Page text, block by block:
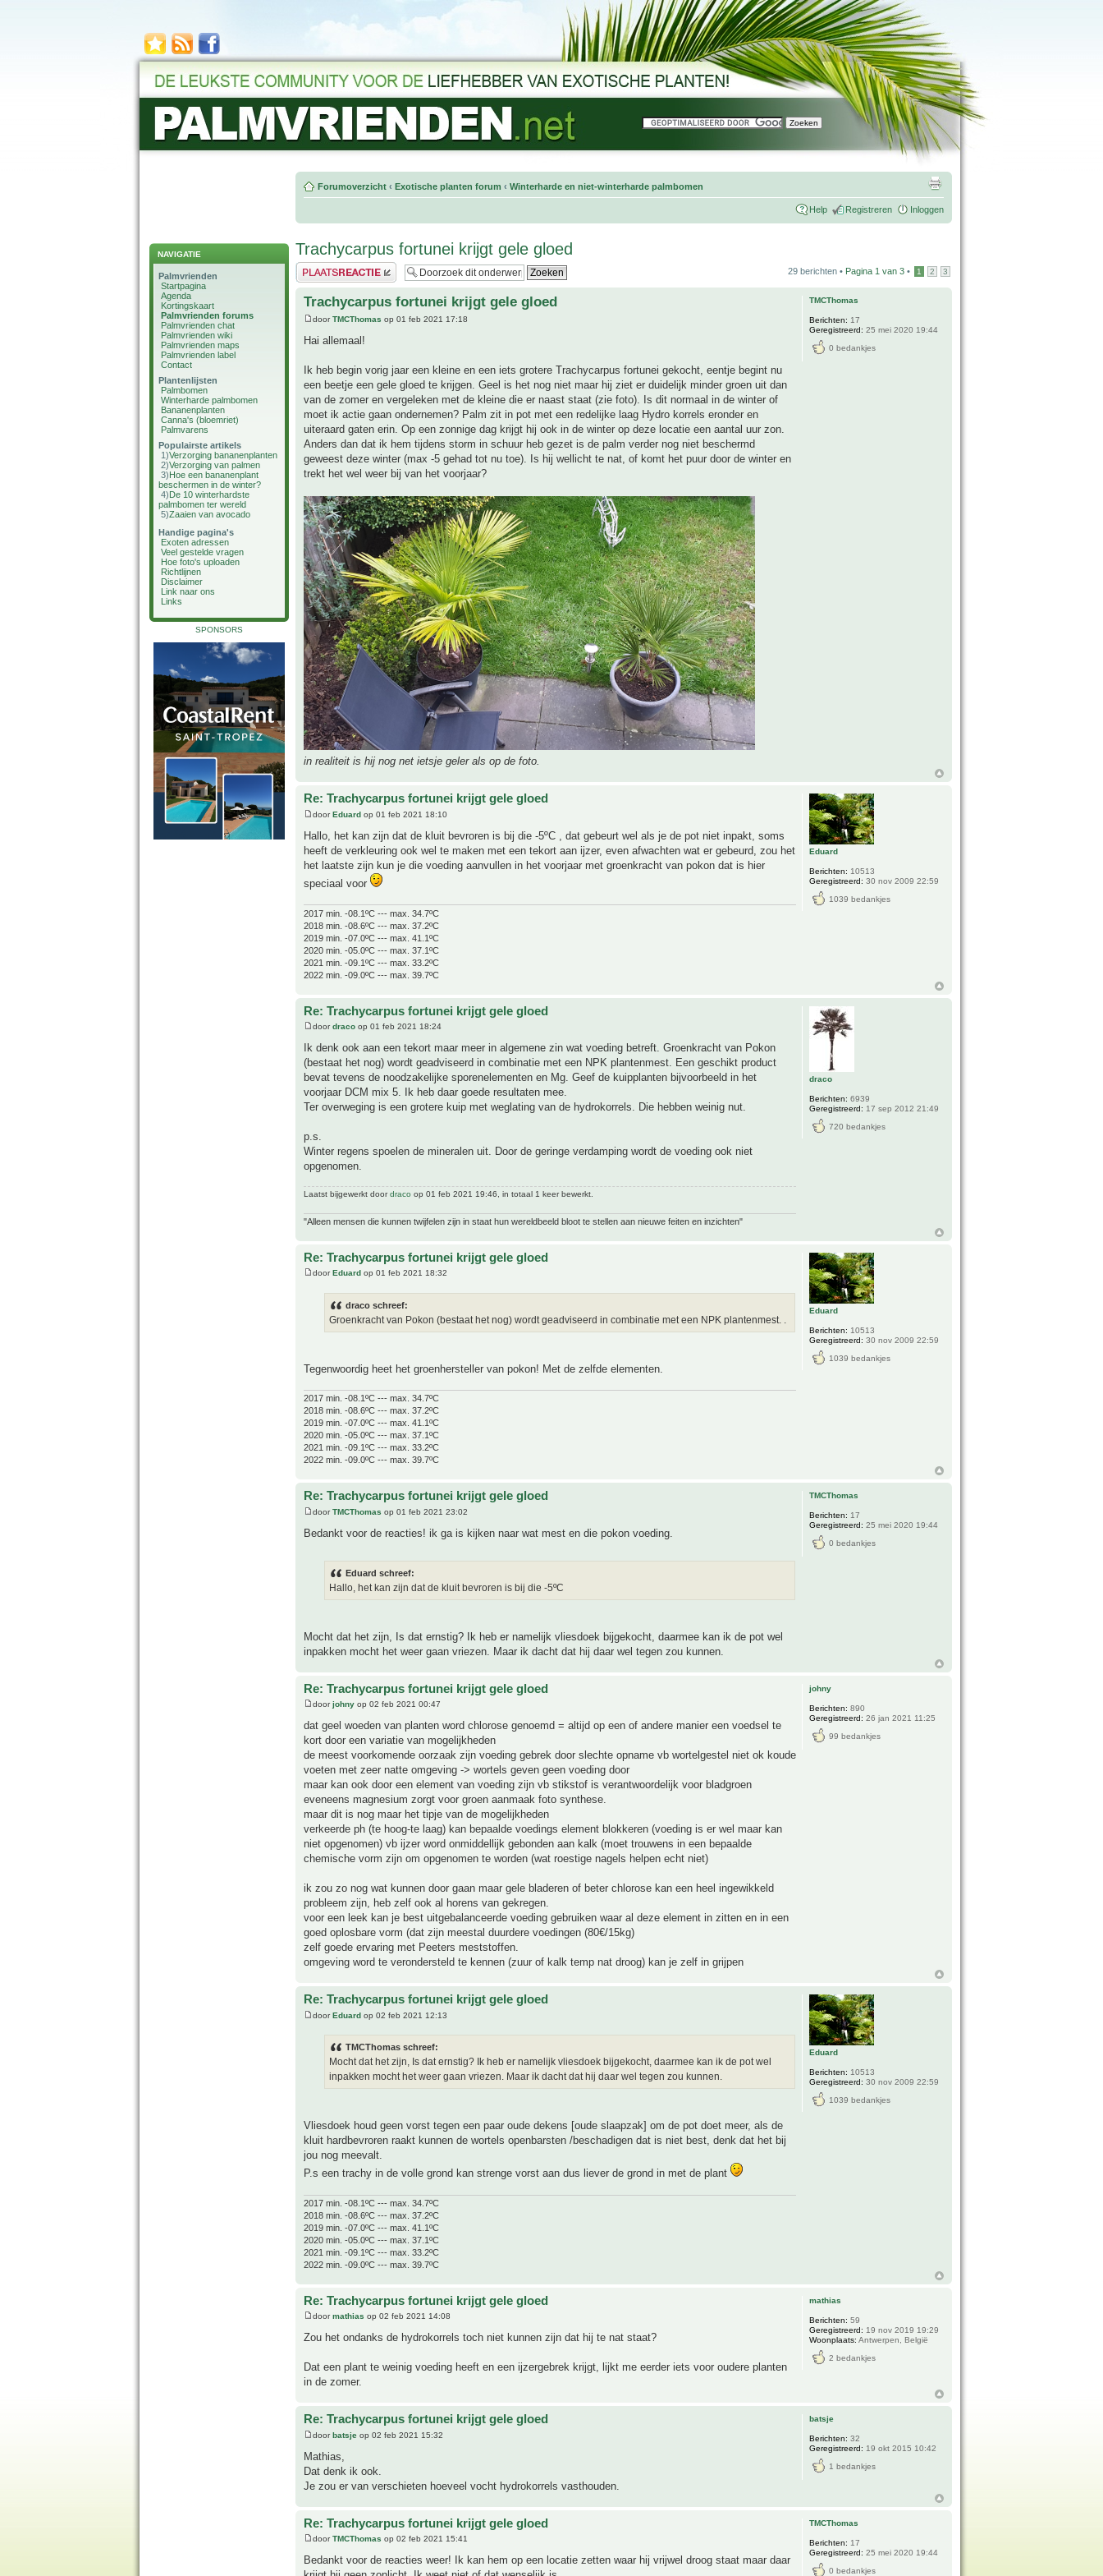
NAVIGATIE
Palmvrienden
Startpagina
Agenda
Kortingskaart
Palmvrienden forums
Palmvrienden chat
Palmvrienden wiki
Palmvrienden maps
Palmvrienden label
Contact
Plantenlijsten
Palmbomen
Winterharde palmbomen
Bananenplanten
Canna's (bloemriet)
Palmvarens
Populairste artikels
1)Verzorging bananenplanten
2)Verzorging van palmen
3)Hoe een bananenplant
beschermen in de winter?
4)De 10 winterhardste
palmbomen ter wereld
5)Zaaien van avocado
Handige pagina's
Exoten adressen
Veel gestelde vragen
Hoe foto's uploaden
Richtlijnen
Disclaimer
Link naar ons
Links
SPONSORS
Forumoverzicht ‹ Exotische planten forum ‹ Winterharde en niet-winterharde palmbomen
Help Registreren Inloggen
Trachycarpus fortunei krijgt gele gloed
Plaats een reactie 29 berichten • Pagina 1 van 3 • 1 2 3
Trachycarpus fortunei krijgt gele gloed
doorTMCThomas op 01 feb 2021 17:18
Hai allemaal!
Ik heb begin vorig jaar een kleine en een iets grotere Trachycarpus fortunei gekocht, eentje begint nu
een beetje een gele gloed te krijgen. Geel is het nog niet maar hij ziet er duidelijk minder groen uit dan
van de zomer en vergeleken met de kleine die er naast staat (zie foto). Is dit normaal in de winter of
moet ik actie gaan ondernemen? Palm zit in pot met een redelijke laag Hydro korrels eronder en
uiteraard gaten erin. Op een zonnige dag krijgt hij ook in de winter op deze locatie een aantal uur zon.
Anders dan dat ik hem tijdens storm in schuur heb gezet is de palm verder nog niet beschermd
geweest deze winter (max -5 gehad tot nu toe). Is hij wellicht te nat, of komt het puur door de winter en
trekt het wel weer bij van het voorjaar?
in realiteit is hij nog net ietsje geler als op de foto.
TMCThomas
Berichten: 17
Geregistreerd: 25 mei 2020 19:44
0 bedankjes
Re: Trachycarpus fortunei krijgt gele gloed
doorEduard op 01 feb 2021 18:10
Hallo, het kan zijn dat de kluit bevroren is bij die -5ºC , dat gebeurt wel als je de pot niet inpakt, soms
heeft de verkleuring ook wel te maken met een tekort aan ijzer, even afwachten wat er gebeurd, zou het
het laatste zijn kun je die voeding aanvullen in het voorjaar met groenkracht van pokon dat is hier
speciaal voor
2017 min. -08.1ºC --- max. 34.7ºC
2018 min. -08.6ºC --- max. 37.2ºC
2019 min. -07.0ºC --- max. 41.1ºC
2020 min. -05.0ºC --- max. 37.1ºC
2021 min. -09.1ºC --- max. 33.2ºC
2022 min. -09.0ºC --- max. 39.7ºC
Eduard
Berichten: 10513
Geregistreerd: 30 nov 2009 22:59
1039 bedankjes
Re: Trachycarpus fortunei krijgt gele gloed
doordraco op 01 feb 2021 18:24
Ik denk ook aan een tekort maar meer in algemene zin wat voeding betreft. Groenkracht van Pokon
(bestaat het nog) wordt geadviseerd in combinatie met een NPK plantenmest. Een geschikt product
bevat tevens de noodzakelijke sporenelementen en Mg. Geef de kuipplanten bijvoorbeeld in het
voorjaar DCM mix 5. Ik heb daar goede resultaten mee.
Ter overweging is een grotere kuip met weglating van de hydrokorrels. Die hebben weinig nut.
p.s.
Winter regens spoelen de mineralen uit. Door de geringe verdamping wordt de voeding ook niet
opgenomen.
Laatst bijgewerkt doordraco op 01 feb 2021 19:46, in totaal 1 keer bewerkt.
"Alleen mensen die kunnen twijfelen zijn in staat hun wereldbeeld bloot te stellen aan nieuwe feiten en inzichten"
draco
Berichten: 6939
Geregistreerd: 17 sep 2012 21:49
720 bedankjes
Re: Trachycarpus fortunei krijgt gele gloed
doorEduard op 01 feb 2021 18:32
draco schreef:
Groenkracht van Pokon (bestaat het nog) wordt geadviseerd in combinatie met een NPK plantenmest. .
Tegenwoordig heet het groenhersteller van pokon! Met de zelfde elementen.
2017 min. -08.1ºC --- max. 34.7ºC
2018 min. -08.6ºC --- max. 37.2ºC
2019 min. -07.0ºC --- max. 41.1ºC
2020 min. -05.0ºC --- max. 37.1ºC
2021 min. -09.1ºC --- max. 33.2ºC
2022 min. -09.0ºC --- max. 39.7ºC
Eduard
Berichten: 10513
Geregistreerd: 30 nov 2009 22:59
1039 bedankjes
Re: Trachycarpus fortunei krijgt gele gloed
doorTMCThomas op 01 feb 2021 23:02
Bedankt voor de reacties! ik ga is kijken naar wat mest en die pokon voeding.
Eduard schreef:
Hallo, het kan zijn dat de kluit bevroren is bij die -5ºC
Mocht dat het zijn, Is dat ernstig? Ik heb er namelijk vliesdoek bijgekocht, daarmee kan ik de pot wel
inpakken mocht het weer gaan vriezen. Maar ik dacht dat hij daar wel tegen zou kunnen.
TMCThomas
Berichten: 17
Geregistreerd: 25 mei 2020 19:44
0 bedankjes
Re: Trachycarpus fortunei krijgt gele gloed
doorjohny op 02 feb 2021 00:47
dat geel woeden van planten word chlorose genoemd = altijd op een of andere manier een voedsel te
kort door een variatie van mogelijkheden
de meest voorkomende oorzaak zijn voeding gebrek door slechte opname vb wortelgestel niet ok koude
voeten met zeer natte omgeving -> wortels geven geen voeding door
maar kan ook door een element van voeding zijn vb stikstof is verantwoordelijk voor bladgroen
eveneens magnesium zorgt voor groen aanmaak foto synthese.
maar dit is nog maar het tipje van de mogelijkheden
verkeerde ph (te hoog-te laag) kan bepaalde voedings element blokkeren (voeding is er wel maar kan
niet opgenomen) vb ijzer word onmiddellijk gebonden aan kalk (moet trouwens in een bepaalde
chemische vorm zijn om opgenomen te worden (wat roestige nagels helpen echt niet)
ik zou zo nog wat kunnen door gaan maar gele bladeren of beter chlorose kan een heel ingewikkeld
probleem zijn, heb zelf ook al horens van gekregen.
voor een leek kan je best uitgebalanceerde voeding gebruiken waar al deze element in zitten en in een
goed oplosbare vorm (dat zijn meestal duurdere voedingen (80€/15kg)
zelf goede ervaring met Peeters meststoffen.
omgeving word te verondersteld te kennen (zuur of kalk temp nat droog) kan je zelf in grijpen
johny
Berichten: 890
Geregistreerd: 26 jan 2021 11:25
99 bedankjes
Re: Trachycarpus fortunei krijgt gele gloed
doorEduard op 02 feb 2021 12:13
TMCThomas schreef:
Mocht dat het zijn, Is dat ernstig? Ik heb er namelijk vliesdoek bijgekocht, daarmee kan ik de pot wel
inpakken mocht het weer gaan vriezen. Maar ik dacht dat hij daar wel tegen zou kunnen.
Vliesdoek houd geen vorst tegen een paar oude dekens [oude slaapzak] om de pot doet meer, als de
kluit hardbevroren raakt kunnen de wortels openbarsten /beschadigen dat is niet best, denk dat het bij
jou nog meevalt.
P.s een trachy in de volle grond kan strenge vorst aan dus liever de grond in met de plant
2017 min. -08.1ºC --- max. 34.7ºC
2018 min. -08.6ºC --- max. 37.2ºC
2019 min. -07.0ºC --- max. 41.1ºC
2020 min. -05.0ºC --- max. 37.1ºC
2021 min. -09.1ºC --- max. 33.2ºC
2022 min. -09.0ºC --- max. 39.7ºC
Eduard
Berichten: 10513
Geregistreerd: 30 nov 2009 22:59
1039 bedankjes
Re: Trachycarpus fortunei krijgt gele gloed
doormathias op 02 feb 2021 14:08
Zou het ondanks de hydrokorrels toch niet kunnen zijn dat hij te nat staat?
Dat een plant te weinig voeding heeft en een ijzergebrek krijgt, lijkt me eerder iets voor oudere planten
in de zomer.
mathias
Berichten: 59
Geregistreerd: 19 nov 2019 19:29
Woonplaats: Antwerpen, België
2 bedankjes
Re: Trachycarpus fortunei krijgt gele gloed
doorbatsje op 02 feb 2021 15:32
Mathias,
Dat denk ik ook.
Je zou er van verschieten hoeveel vocht hydrokorrels vasthouden.
batsje
Berichten: 32
Geregistreerd: 19 okt 2015 10:42
1 bedankjes
Re: Trachycarpus fortunei krijgt gele gloed
doorTMCThomas op 02 feb 2021 15:41
Bedankt voor de reacties weer! Ik kan hem op een locatie zetten waar hij vrijwel droog staat maar daar
TMCThomas
Berichten: 17
Geregistreerd: 25 mei 2020 19:44
0 bedankjes